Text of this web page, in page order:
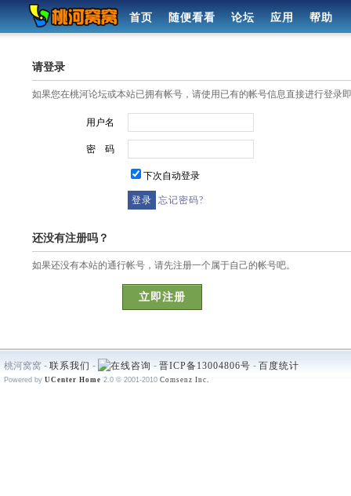
首页 随便看看 论坛 应用 帮助
请登录
如果您在桃河论坛或本站已拥有帐号，请使用已有的帐号信息直接进行登录
用户名
密 码
下次自动登录
忘记密码?
还没有注册吗？
如果还没有本站的通行帐号，请先注册一个属于自己的帐号吧。
立即注册
桃河窝窝 - 联系我们 - - 晋ICP备13004806号 - 百度统计
Powered by UCenter Home 2.0 © 2001-2010 Comsenz Inc.